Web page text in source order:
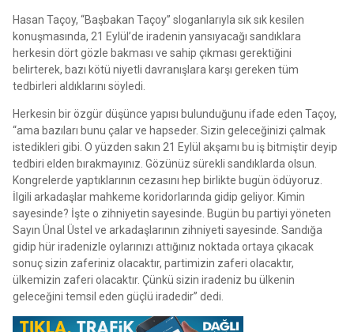
Hasan Taçoy, “Başbakan Taçoy” sloganlarıyla sık sık kesilen
konuşmasında, 21 Eylül’de iradenin yansıyacağı sandıklara
herkesin dört gözle bakması ve sahip çıkması gerektiğini
belirterek, bazı kötü niyetli davranışlara karşı gereken tüm
tedbirleri aldıklarını söyledi.
Herkesin bir özgür düşünce yapısı bulunduğunu ifade eden Taçoy,
“ama bazıları bunu çalar ve hapseder. Sizin geleceğinizi çalmak
istedikleri gibi. O yüzden sakın 21 Eylül akşamı bu iş bitmiştir deyip
tedbiri elden bırakmayınız. Gözünüz sürekli sandıklarda olsun.
Kongrelerde yaptıklarının cezasını hep birlikte bugün ödüyoruz.
İlgili arkadaşlar mahkeme koridorlarında gidip geliyor. Kimin
sayesinde? İşte o zihniyetin sayesinde. Bugün bu partiyi yöneten
Sayın Ünal Üstel ve arkadaşlarının zihniyeti sayesinde. Sandığa
gidip hür iradenizle oylarınızı attığınız noktada ortaya çıkacak
sonuç sizin zaferiniz olacaktır, partimizin zaferi olacaktır,
ülkemizin zaferi olacaktır. Çünkü sizin iradeniz bu ülkenin
geleceğini temsil eden güçlü iradedir” dedi.